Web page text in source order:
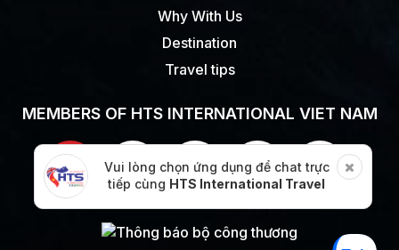
Vui lòng chọn ứng dụng để chat trực
tiếp cùng HTS International Travel
Why With Us
Destination
Travel tips
MEMBERS OF HTS INTERNATIONAL VIET NAM